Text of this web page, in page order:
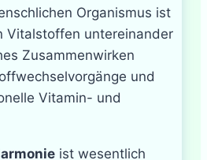
Organismus ist
Vitalstoffen untereinander
Zusammenwirken
und
Vitamin- und
ist wesentlich